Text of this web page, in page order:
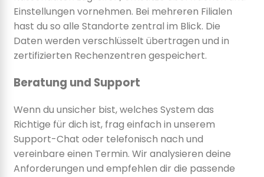
Einstellungen vornehmen. Bei mehreren Filialen
hast du so alle Standorte zentral im Blick. Die
Daten werden verschlüsselt übertragen und in
zertifizierten Rechenzentren gespeichert.
Beratung und Support
Wenn du unsicher bist, welches System das
Richtige für dich ist, frag einfach in unserem
Support-Chat oder telefonisch nach und
vereinbare einen Termin. Wir analysieren deine
Anforderungen und empfehlen dir die passende